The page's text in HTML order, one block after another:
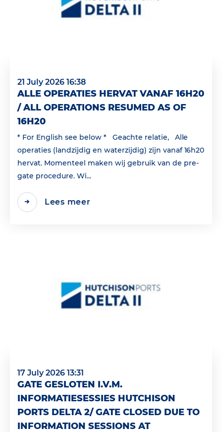
21 July 2026 16:38
ALLE OPERATIES HERVAT VANAF 16H20
/ ALL OPERATIONS RESUMED AS OF
16H20
* For English see below * Geachte relatie, Alle
operaties (landzijdig en waterzijdig) zijn vanaf 16h20
hervat. Momenteel maken wij gebruik van de pre-
gate procedure. Wi...
Lees meer
17 July 2026 13:31
GATE GESLOTEN I.V.M.
INFORMATIESESSIES HUTCHISON
PORTS DELTA 2/ GATE CLOSED DUE TO
INFORMATION SESSIONS AT